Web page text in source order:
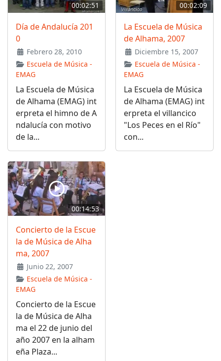
00:02:51
Día de Andalucía 201
0
Febrero 28, 2010
Escuela de Música -
EMAG
La Escuela de Música
de Alhama (EMAG) int
erpreta el himno de A
ndalucía con motivo
de la...
00:02:09
La Escuela de Música
de Alhama, 2007
Diciembre 15, 2007
Escuela de Música -
EMAG
La Escuela de Música
de Alhama (EMAG) int
erpreta el villancico
"Los Peces en el Río"
con...
00:14:53
Concierto de la Escue
la de Música de Alha
ma, 2007
Junio 22, 2007
Escuela de Música -
EMAG
Concierto de la Escue
la de Música de Alha
ma el 22 de junio del
año 2007 en la alham
eña Plaza...